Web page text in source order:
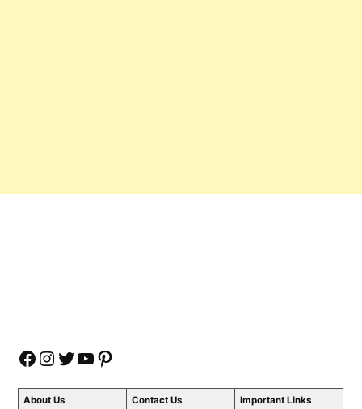
Facebook
Instagram
Twitter
YouTube
Pinterest
About Us Contact Us Important Links